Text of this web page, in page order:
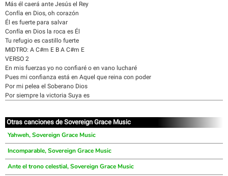
Más él caerá ante Jesús el Rey
Confía en Dios, oh corazón
Él es fuerte para salvar
Confía en Dios la roca es Él
Tu refugio es castillo fuerte
MIDTRO: A C#m E B A C#m E
VERSO 2
En mis fuerzas yo no confiaré o en vano lucharé
Pues mi confianza está en Aquel que reina con poder
Por mi pelea el Soberano Dios
Por siempre la victoria Suya es
Otras canciones de Sovereign Grace Music
Yahweh, Sovereign Grace Music
Incomparable, Sovereign Grace Music
Ante el trono celestial, Sovereign Grace Music